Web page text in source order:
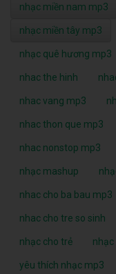
nhạc miền nam mp3
nhạc miền tây mp3
nhạc quê hương mp3
nhac the hinh
nhac vang mp3
nhac thon que mp3
nhac nonstop mp3
nhạc mashup
nhac cho ba bau mp3
nhac cho tre so sinh
nhạc cho trẻ nhạc
yêu thích nhạc mp3